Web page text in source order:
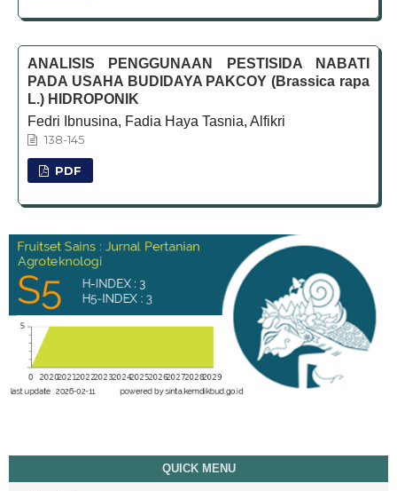
ANALISIS PENGGUNAAN PESTISIDA NABATI
PADA USAHA BUDIDAYA PAKCOY (Brassica rapa
L.) HIDROPONIK
Fedri Ibnusina, Fadia Haya Tasnia, Alfikri
138-145
PDF
QUICK MENU